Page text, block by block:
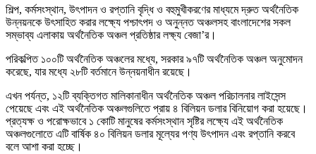
শিল্প, কর্মসংস্থান, উৎপাদন ও রপ্তানি বৃদ্ধি ও বহুমুখীকরণের মাধ্যমে দ্রুত অর্থনৈতিক
উন্নয়নকে উৎসাহিত করার লক্ষ্যে পশ্চাৎপদ ও অনুন্নত অঞ্চলসহ বাংলাদেশের সকল
সম্ভাব্য এলাকায় অর্থনৈতিক অঞ্চল প্রতিষ্ঠার লক্ষ্য বেজা’র।
পরিকল্পিত ১০০টি অর্থনৈতিক অঞ্চলের মধ্যে, সরকার ৯৭টি অর্থনৈতিক অঞ্চল অনুমোদন
করেছে, যার মধ্যে ২৮টি বর্তমানে উন্নয়নাধীন রয়েছে।
এখন পর্যন্ত, ১২টি ব্যক্তিগত মালিকানাধীন অর্থনৈতিক অঞ্চল পরিচালনার লাইসেন্স
পেয়েছে এবং এই অর্থনৈতিক অঞ্চলগুলিতে প্রায় ৪ বিলিয়ন ডলার বিনিয়োগ করা হয়েছে।
প্রত্যক্ষ ও পরোক্ষভাবে ১ কোটি মানুষের কর্মসংস্থান সৃষ্টির লক্ষ্যে এই অর্থনৈতিক
অঞ্চলগুলোতে এটি বার্ষিক ৪০ বিলিয়ন ডলার মূল্যের পণ্য উৎপাদন এবং রপ্তানি করবে
বলে আশা করা হচ্ছে।